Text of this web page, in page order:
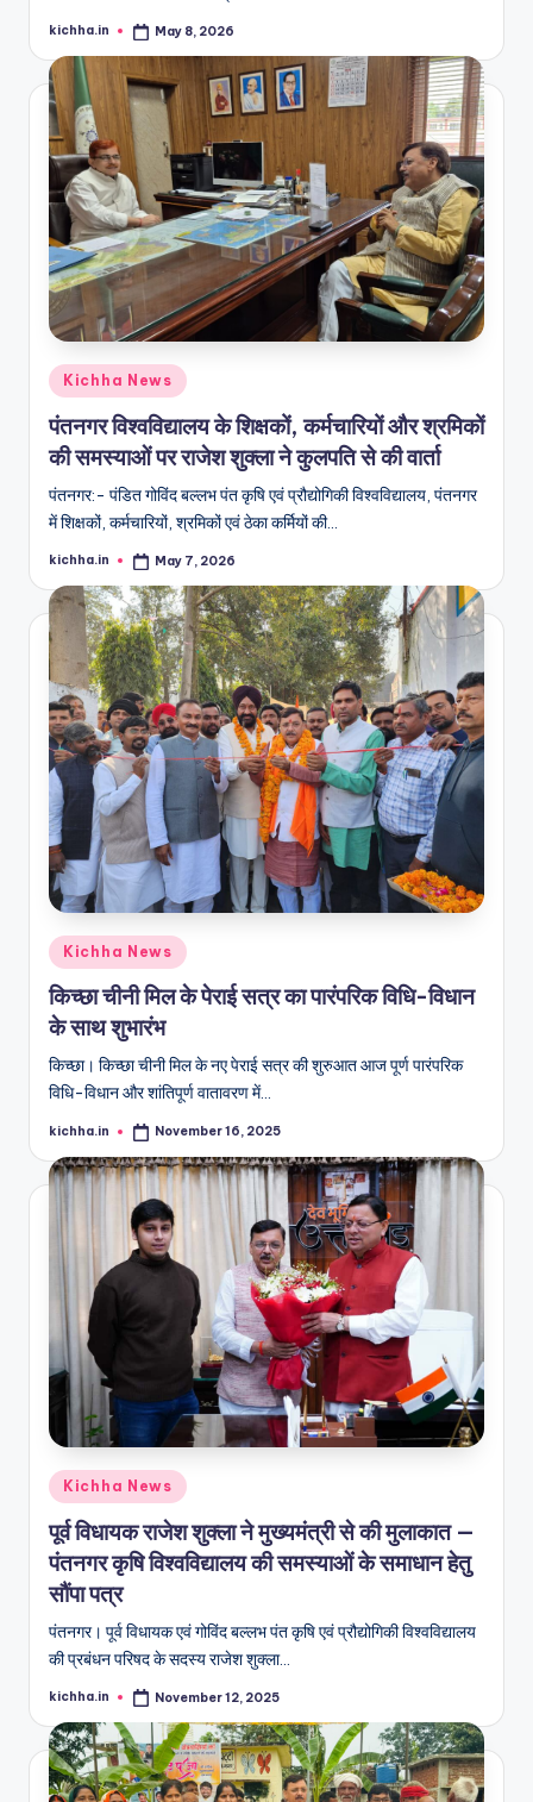
kichha.in May 8, 2026
Kichha News
पंतनगर विश्वविद्यालय के शिक्षकों, कर्मचारियों और श्रमिकों
की समस्याओं पर राजेश शुक्ला ने कुलपति से की वार्ता
पंतनगर:- पंडित गोविंद बल्लभ पंत कृषि एवं प्रौद्योगिकी विश्वविद्यालय, पंतनगर
में शिक्षकों, कर्मचारियों, श्रमिकों एवं ठेका कर्मियों की…
kichha.in May 7, 2026
Kichha News
किच्छा चीनी मिल के पेराई सत्र का पारंपरिक विधि-विधान
के साथ शुभारंभ
किच्छा। किच्छा चीनी मिल के नए पेराई सत्र की शुरुआत आज पूर्ण पारंपरिक
विधि-विधान और शांतिपूर्ण वातावरण में…
kichha.in November 16, 2025
Kichha News
पूर्व विधायक राजेश शुक्ला ने मुख्यमंत्री से की मुलाकात —
पंतनगर कृषि विश्वविद्यालय की समस्याओं के समाधान हेतु
सौंपा पत्र
पंतनगर। पूर्व विधायक एवं गोविंद बल्लभ पंत कृषि एवं प्रौद्योगिकी विश्वविद्यालय
की प्रबंधन परिषद के सदस्य राजेश शुक्ला…
kichha.in November 12, 2025